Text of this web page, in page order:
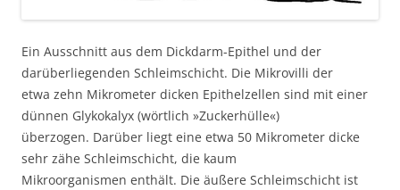
Ein Ausschnitt aus dem Dickdarm-Epithel und der
darüberliegenden Schleimschicht. Die Mikrovilli der
etwa zehn Mikrometer dicken Epithelzellen sind mit einer
dünnen Glykokalyx (wörtlich »Zuckerhülle«)
überzogen. Darüber liegt eine etwa 50 Mikrometer dicke
sehr zähe Schleimschicht, die kaum
Mikroorganismen enthält. Die äußere Schleimschicht ist